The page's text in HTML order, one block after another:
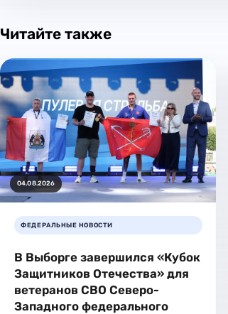
Читайте также
04.08.2026
ФЕДЕРАЛЬНЫЕ НОВОСТИ
В Выборге завершился «Кубок
Защитников Отечества» для
ветеранов СВО Северо-
Западного федерального